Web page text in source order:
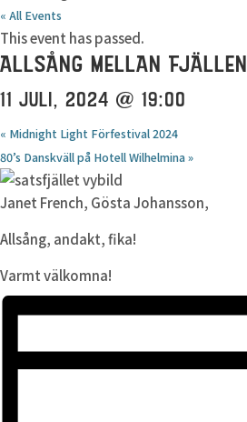
« All Events
This event has passed.
ALLSÅNG MELLAN FJÄLLEN
11 JULI, 2024 @ 19:00
« Midnight Light Förfestival 2024
80’s Danskväll på Hotell Wilhelmina»
Janet French, Gösta Johansson,
Allsång, andakt, fika!
Varmt välkomna!